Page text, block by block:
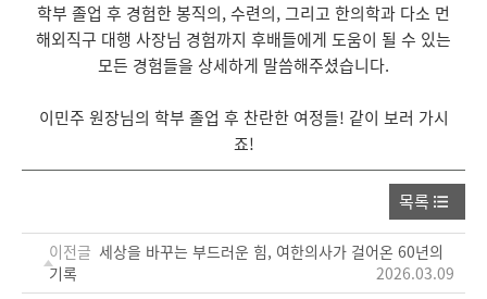
학부 졸업 후 경험한 봉직의, 수련의, 그리고 한의학과 다소 먼
해외직구 대행 사장님 경험까지 후배들에게 도움이 될 수 있는
모든 경험들을 상세하게 말씀해주셨습니다.
이민주 원장님의 학부 졸업 후 찬란한 여정들! 같이 보러 가시
죠!
목록
이전글 세상을 바꾸는 부드러운 힘, 여한의사가 걸어온 60년의
기록
2026.03.09